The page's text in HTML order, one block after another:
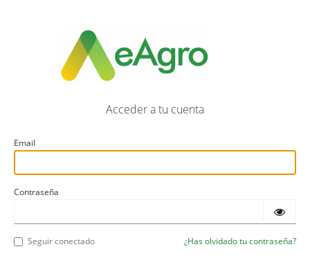
Acceder a tu cuenta
Email
Contraseña
Seguir conectado ¿Has olvidado tu contraseña?